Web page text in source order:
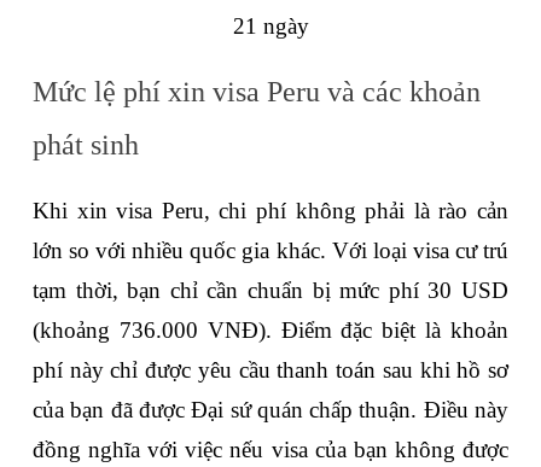
21 ngày
Mức lệ phí xin visa Peru và các khoản
phát sinh
Khi xin visa Peru, chi phí không phải là rào cản
lớn so với nhiều quốc gia khác. Với loại visa cư trú
tạm thời, bạn chỉ cần chuẩn bị mức phí 30 USD
(khoảng 736.000 VNĐ). Điểm đặc biệt là khoản
phí này chỉ được yêu cầu thanh toán sau khi hồ sơ
của bạn đã được Đại sứ quán chấp thuận. Điều này
đồng nghĩa với việc nếu visa của bạn không được